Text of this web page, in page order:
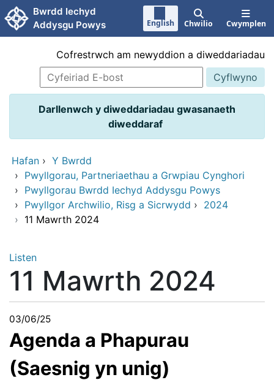
Neidio i'r prif gynnwy
Bwrdd Iechyd
Addysgu Powys
English Chwilio Cwymplen
Cofrestrwch am newyddion a diweddariadau
Darllenwch y diweddariadau gwasanaeth
diweddaraf
Hafan › Y Bwrdd
› Pwyllgorau, Partneriaethau a Grwpiau Cynghori
› Pwyllgorau Bwrdd Iechyd Addysgu Powys
› Pwyllgor Archwilio, Risg a Sicrwydd › 2024
› 11 Mawrth 2024
Listen
11 Mawrth 2024
03/06/25
Agenda a Phapurau
(Saesnig yn unig)